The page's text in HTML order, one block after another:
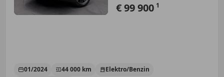
€ 99 900 1
01/2024 44 000 km
Elektro/Benzin